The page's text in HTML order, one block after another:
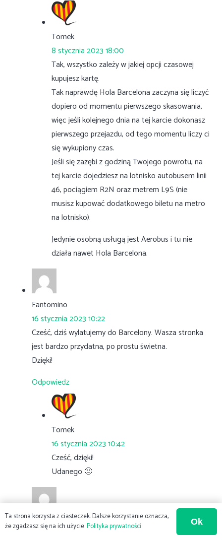
Tomek
8 stycznia 2023 18:00
Tak, wszystko zależy w jakiej opcji czasowej
kupujesz kartę.
Tak naprawdę Hola Barcelona zaczyna się liczyć
dopiero od momentu pierwszego skasowania,
więc jeśli kolejnego dnia na tej karcie dokonasz
pierwszego przejazdu, od tego momentu liczy ci
się wykupiony czas.
Jeśli się zazębi z godziną Twojego powrotu, na
tej karcie dojedziesz na lotnisko autobusem linii
46, pociągiem R2N oraz metrem L9S (nie
musisz kupować dodatkowego biletu na metro
na lotnisko).
Jedynie osobną usługą jest Aerobus i tu nie
działa nawet Hola Barcelona.
Fantomino
16 stycznia 2023 10:22
Cześć, dziś wylatujemy do Barcelony. Wasza stronka
jest bardzo przydatna, po prostu świetna.
Dzięki!
Odpowiedz
Tomek
16 stycznia 2023 10:42
Cześć, dzięki!
Udanego 🙂
Jarosław
Ta strona korzysta z ciasteczek. Dalsze korzystanie oznacza,
że zgadzasz się na ich użycie.Polityka prywatności Ok